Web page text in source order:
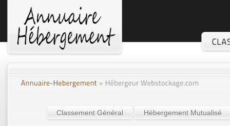
Classement Général Hébergement Mutualisé